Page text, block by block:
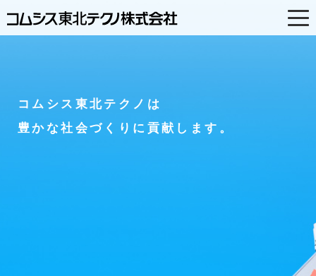
PAGE TOP
コムシス東北テクノは
豊かな社会づくりに貢献します。